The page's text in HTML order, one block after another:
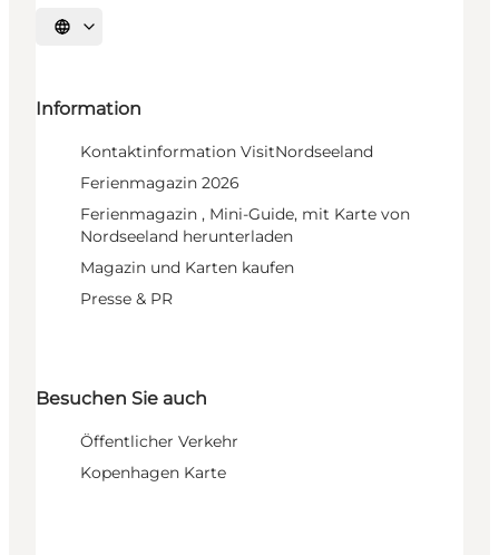
Sprache auswählen
Information
Kontaktinformation VisitNordseeland
Ferienmagazin 2026
Ferienmagazin , Mini-Guide, mit Karte von
Nordseeland herunterladen
Magazin und Karten kaufen
Presse & PR
Besuchen Sie auch
Öffentlicher Verkehr
Kopenhagen Karte